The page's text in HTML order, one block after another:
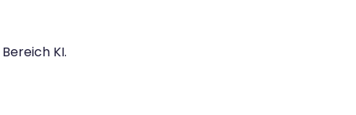
KI.